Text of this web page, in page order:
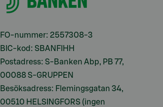
FO-nummer: 2557308-3
BIC-kod: SBANFIHH
Postadress: S-Banken Abp, PB 77,
00088 S-GRUPPEN
Besöksadress: Flemingsgatan 34,
00510 HELSINGFORS (ingen